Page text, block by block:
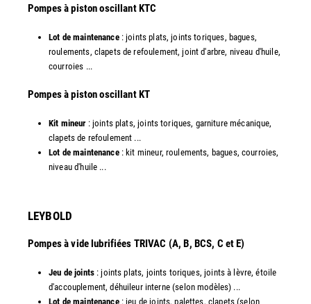
​Pompes à piston oscillant KTC
Lot de maintenance : joints plats, joints toriques, bagues,
roulements, clapets de refoulement, joint d'arbre, niveau d'huile,
courroies ...
​Pompes à piston oscillant KT
Kit mineur : joints plats, joints toriques, garniture mécanique,
clapets de refoulement ...
Lot de maintenance: kit mineur, roulements, bagues, courroies,
niveau d'huile ...​
LEYBOLD
Pompes à vide lubrifiées TRIVAC (A, B, BCS, C et E)
Jeu de joints: joints plats, joints toriques, joints à lèvre, étoile
d'accouplement, déhuileur interne (selon modèles) ...
Lot de maintenance: jeu de joints, palettes, clapets (selon